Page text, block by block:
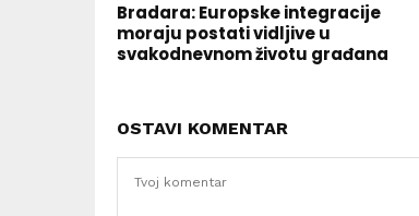
Bradara: Europske integracije
moraju postati vidljive u
svakodnevnom životu građana
OSTAVI KOMENTAR